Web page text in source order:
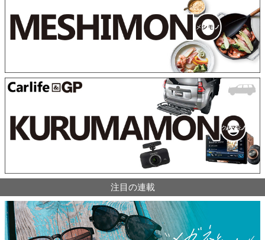
注目の連載